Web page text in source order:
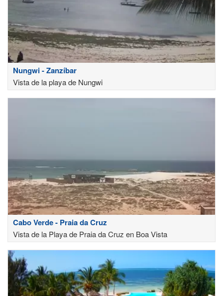
Nungwi - Zanzíbar
Vista de la playa de Nungwi
Cabo Verde - Praia da Cruz
Vista de la Playa de Praia da Cruz en Boa Vista